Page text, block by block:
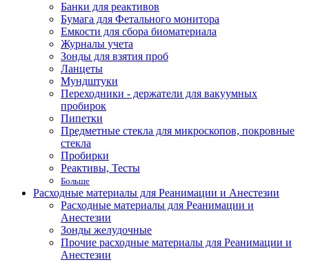
Банки для реактивов
Бумага для Фетального монитора
Емкости для сбора биоматериала
Журналы учета
Зонды для взятия проб
Ланцеты
Мундштуки
Переходники - держатели для вакуумных
пробирок
Пипетки
Предметные стекла для микроскопов, покровные
стекла
Пробирки
Реактивы, Тесты
Больше
Расходные материалы для Реанимации и Анестезии
Расходные материалы для Реанимации и
Анестезии
Зонды желудочные
Прочие расходные материалы для Реанимации и
Анестезии